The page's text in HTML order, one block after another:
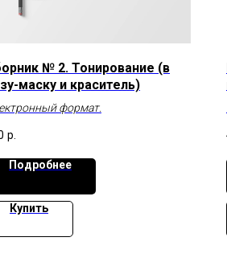
№ 2. Тонирование (в
маску и краситель)
формат.
р.
Подробнее
Купить